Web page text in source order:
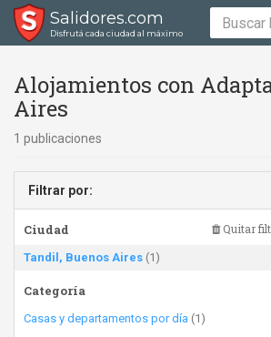
Salidores.com
Disfrutá cada ciudad al máximo
Alojamientos con
Aires
1 publicaciones
Filtrar por:
Ciudad Quitar
Tandil, Buenos Aires (1)
Categoría
Casas y departamentos por día (1)